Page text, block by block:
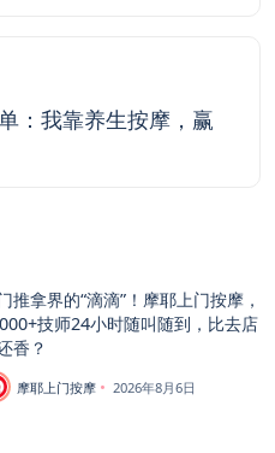
：我靠养生按摩，赢
推拿界的“滴滴”！摩耶上门按摩，
技师24小时随叫随到，比去店
香？
摩耶上门按摩 2026年8月6日